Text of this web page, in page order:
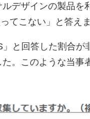
デザインの製品を
てこない」と答えま
と回答した割合が
。このような当事